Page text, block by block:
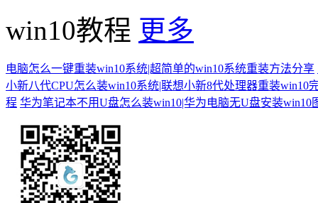
win10教程 更多
电脑怎么一键重装win10系统|超简单的win10系统重装方法分享
小新八代CPU怎么装win10系统|联想小新8代处理器重装win10
程 华为笔记本不用U盘怎么装win10|华为电脑无U盘安装win10